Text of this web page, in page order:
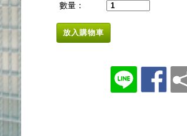
數量：
放入購物車